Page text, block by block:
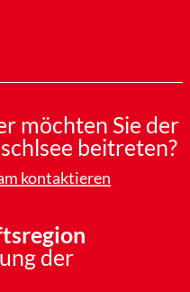
möchten Sie der
beitreten?
kontaktieren
der